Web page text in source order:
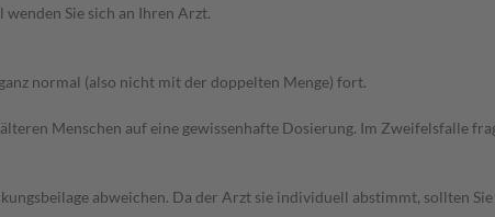
Sie sich an Ihren Arzt.
normal (also nicht mit der doppelten Menge) fort.
Menschen auf eine gewissenhafte Dosierung. Im Zweifelsfalle
abweichen. Da der Arzt sie individuell abstimmt, sollten